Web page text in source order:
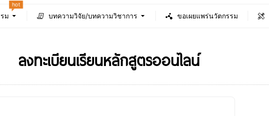
ม
hot
บทความวิจัย/บทความวิชาการ ขอเผยแพร่นวัตกรรม
ลงทะเบียนเรียนหลักสูตรออนไลน์